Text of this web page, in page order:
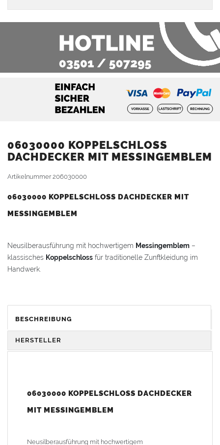
06030000 KOPPELSCHLOSS
DACHDECKER MIT MESSINGEMBLEM
Artikelnummer206030000
06030000 KOPPELSCHLOSS DACHDECKER MIT
MESSINGEMBLEM
Neusilberausführung mit hochwertigem Messingemblem –
klassisches Koppelschloss für traditionelle Zunftkleidung im
Handwerk.
Ansprechend:
Langlebig: Hochwertige Verarbeitung für eine lange
Lebensdauer
Gewicht: 0,05 kg
BESCHREIBUNG
HERSTELLER
06030000 KOPPELSCHLOSS DACHDECKER
MIT MESSINGEMBLEM
Neusilberausführung mit hochwertigem